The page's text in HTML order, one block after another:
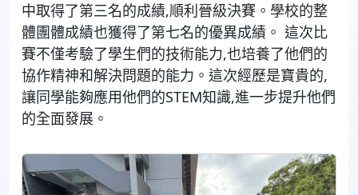
中取得了第三名的成績,順利晉級決賽。學校的整
體團體成績也獲得了第七名的優異成績。 這次比
賽不僅考驗了學生們的技術能力,也培養了他們的
協作精神和解決問題的能力。這次經歷是寶貴的,
讓同學能夠應用他們的STEM知識,進一步提升他們
的全面發展。